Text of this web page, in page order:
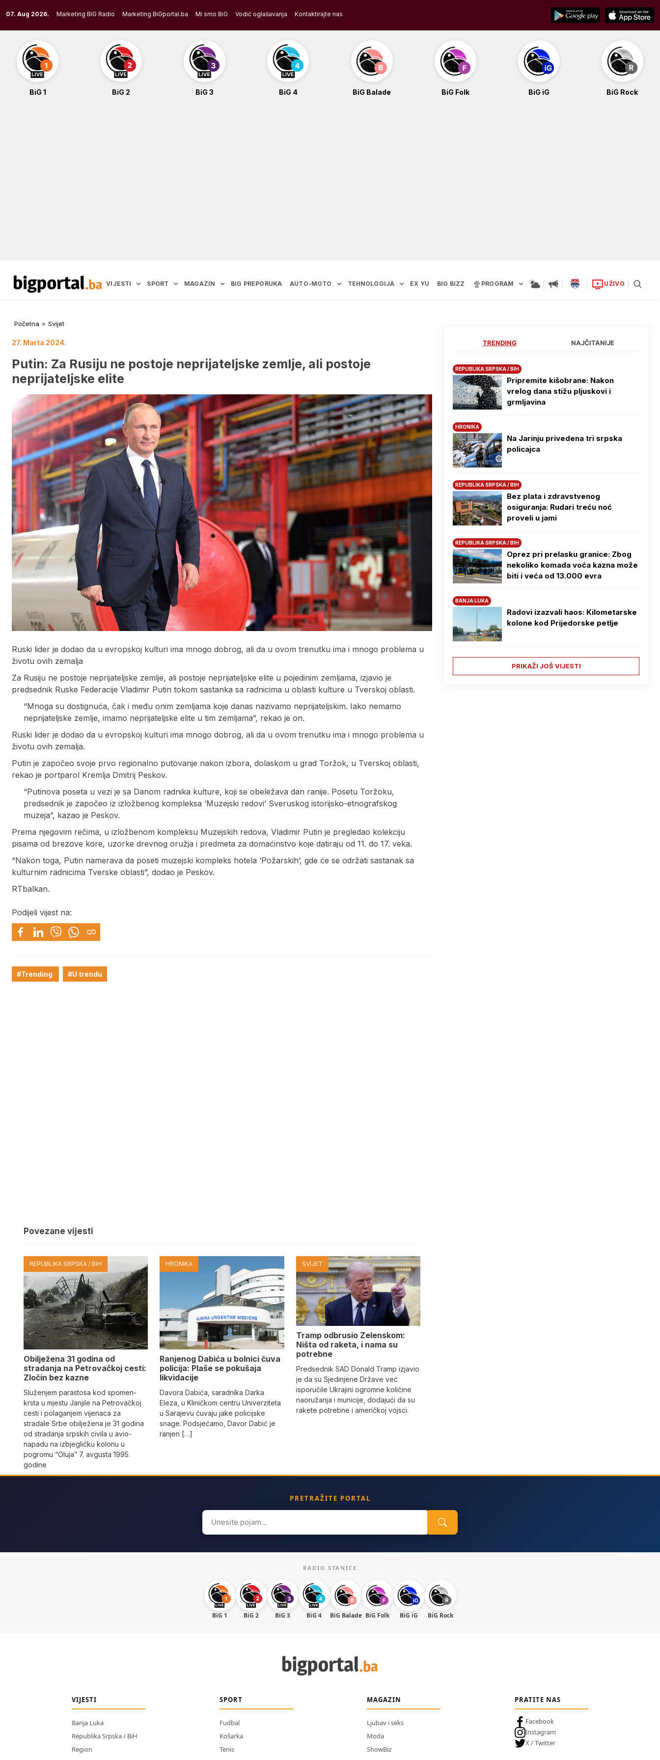
to
content
07. Aug 2026. Marketing BIG Radio Marketing BiGportal.ba Mi smo BiG Vodič oglašavanja Kontaktirajte nas
BiG 1 BiG 2 BiG 3 BiG 4 BiG Balade BiG Folk BiG iG BiG Rock
VIJESTI SPORT MAGAZIN BIG PREPORUKA AUTO-MOTO TEHNOLOGIJA EX YU BIG BIZZ PROGRAM UŽIVO
Početna » Svijet
27. Marta 2024.
Putin: Za Rusiju ne postoje neprijateljske zemlje, ali postoje
neprijateljske elite
Ruski lider je dodao da u evropskoj kulturi ima mnogo dobrog, ali da u ovom trenutku ima i mnogo problema u
životu ovih zemalja
Za Rusiju ne postoje neprijateljske zemlje, ali postoje neprijateljske elite u pojedinim zemljama, izjavio je
predsednik Ruske Federacije Vladimir Putin tokom sastanka sa radnicima u oblasti kulture u Tverskoj oblasti.
“Mnoga su dostignuća, čak i među onim zemljama koje danas nazivamo neprijateljskim. Iako nemamo
neprijateljske zemlje, imamo neprijateljske elite u tim zemljama”, rekao je on.
Ruski lider je dodao da u evropskoj kulturi ima mnogo dobrog, ali da u ovom trenutku ima i mnogo problema u
životu ovih zemalja.
Putin je započeo svoje prvo regionalno putovanje nakon izbora, dolaskom u grad Toržok, u Tverskoj oblasti,
rekao je portparol Kremlja Dmitrij Peskov.
“Putinova poseta u vezi je sa Danom radnika kulture, koji se obeležava dan ranije. Posetu Toržoku,
predsednik je započeo iz izložbenog kompleksa ‘Muzejski redovi’ Sveruskog istorijsko-etnografskog
muzeja”, kazao je Peskov.
Prema njegovim rečima, u izložbenom kompleksu Muzejskih redova, Vladimir Putin je pregledao kolekciju
pisama od brezove kore, uzorke drevnog oružja i predmeta za domaćinstvo koje datiraju od 11. do 17. veka.
“Nakon toga, Putin namerava da poseti muzejski kompleks hotela ‘Požarskih’, gde će se održati sastanak sa
kulturnim radnicima Tverske oblasti”, dodao je Peskov.
RTbalkan.
Podijeli vijest na:
#Trending #U trendu
Povezane vijesti
REPUBLIKA SRPSKA / BIH
Obilježena 31 godina od
stradanja na Petrovačkoj cesti:
Zločin bez kazne
Služenjem parastosa kod spomen-
krsta u mjestu Janjile na Petrovačkoj
cesti i polaganjem vijenaca za
stradale Srbe obilježena je 31 godina
od stradanja srpskih civila u avio-
napadu na izbjegličku kolonu u
pogromu “Oluja” 7. avgusta 1995.
godine
HRONIKA
Ranjenog Dabića u bolnici čuva
policija: Plaše se pokušaja
likvidacije
Davora Dabića, saradnika Darka
Eleza, u Kliničkom centru Univerziteta
u Sarajevu čuvaju jake policijske
snage. Podsjećamo, Davor Dabić je
ranjen […]
SVIJET
Tramp odbrusio Zelenskom:
Ništa od raketa, i nama su
potrebne
Predsednik SAD Donald Tramp izjavio
je da su Sjedinjene Države već
isporučile Ukrajini ogromne količine
naoružanja i municije, dodajući da su
rakete potrebne i američkoj vojsci.
TRENDING NAJČITANIJE
REPUBLIKA SRPSKA / BIH
Pripremite kišobrane: Nakon
vrelog dana stižu pljuskovi i
grmljavina
HRONIKA
Na Јarinju privedena tri srpska
policajca
REPUBLIKA SRPSKA / BIH
Bez plata i zdravstvenog
osiguranja: Rudari treću noć
proveli u jami
REPUBLIKA SRPSKA / BIH
Oprez pri prelasku granice: Zbog
nekoliko komada voća kazna može
biti i veća od 13.000 evra
BANJA LUKA
Radovi izazvali haos: Kilometarske
kolone kod Prijedorske petlje
PRIKAŽI JOŠ VIJESTI
PRETRAŽITE PORTAL
Search
for:
RADIO STANICE
BiG 1 BiG 2 BiG 3 BiG 4 BiG Balade BiG Folk BiG iG BiG Rock
VIJESTI
Banja Luka
Republika Srpska / BiH
Region
SPORT
Fudbal
Košarka
Tenis
MAGAZIN
Ljubav i seks
Moda
ShowBiz
PRATITE NAS
Facebook
Instagram
X / Twitter